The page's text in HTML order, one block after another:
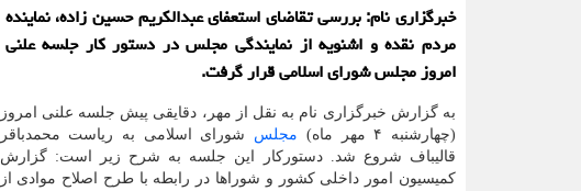
خبرگزاری نام: بررسی تقاضای استعفای عبدالکریم حسین زاده، نماینده
مردم نقده و اشنویه از نمایندگی مجلس در دستور کار جلسه علنی
امروز مجلس شورای اسلامی قرار گرفت.
به گزارش خبرگزاری نام به نقل از مهر، دقایقی پیش جلسه علنی امروز
(چهارشنبه ۴ مهر ماه)
مجلس شورای اسلامی به ریاست محمدباقر
قالیباف شروع شد. دستورکار این جلسه به شرح زیر است: گزارش
کمیسیون امور داخلی کشور و شوراها در رابطه با طرح اصلاح موادی از